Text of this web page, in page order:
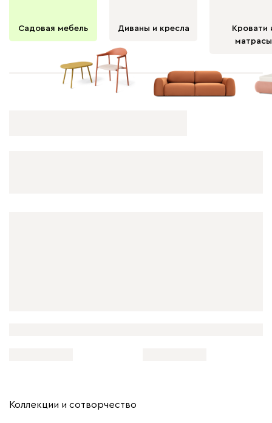
Садовая мебель Диваны и кресла
Кровати
матрасы
Коллекции и сотворчество